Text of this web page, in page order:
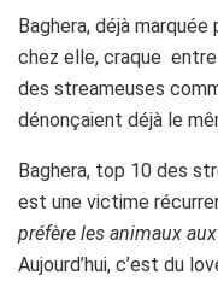
Baghera, déjà marquée
chez elle, craque
des streameuses
dénonçaient déjà le
Baghera, top 10 des
est une victime
préfère les animaux
Aujourd’hui, c’est du